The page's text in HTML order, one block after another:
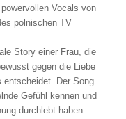
Vocals von
polnischen TV
Story einer Frau, die
gegen die Liebe
entscheidet. Der Song
Gefühl kennen und
durchlebt haben.